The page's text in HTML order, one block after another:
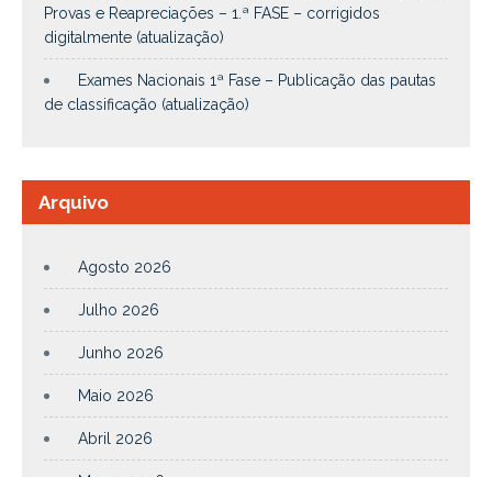
Provas e Reapreciações – 1.ª FASE – corrigidos
digitalmente (atualização)
Exames Nacionais 1ª Fase – Publicação das pautas
de classificação (atualização)
Arquivo
Agosto 2026
Julho 2026
Junho 2026
Maio 2026
Abril 2026